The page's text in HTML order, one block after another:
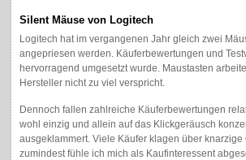
Silent Mäuse von Logitech
Logitech hat im vergangenen Jahr gleich zwei
angepriesen werden. Käuferbewertungen und
hervorragend umgesetzt wurde. Maustasten
Hersteller nicht zu viel verspricht.
Dennoch fallen zahlreiche Käuferbewertungen
wohl einzig und allein auf das Klickgeräusch
ausgeklammert. Viele Käufer klagen über
zumindest fühle ich mich als Kaufinteressent